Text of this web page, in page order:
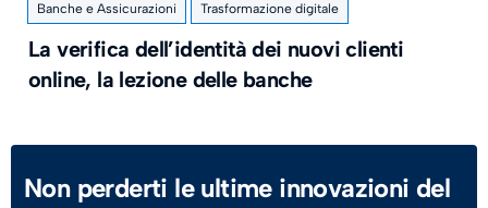
Banche e Assicurazioni Trasformazione digitale
La verifica dell’identità dei nuovi clienti
online, la lezione delle banche
Non perderti le ultime innovazioni del